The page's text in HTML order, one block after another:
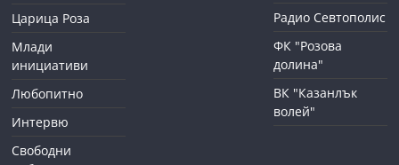
Царица Роза
Млади
инициативи
Любопитно
Интервю
Свободни
Радио Севтополис
ФК "Розова
долина"
ВК "Казанлък
волей"